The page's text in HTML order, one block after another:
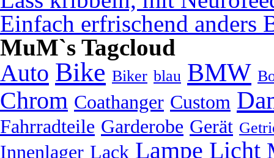
Einfach erfrischend anders
MuM`s Tagcloud
Auto Bike Biker blau BMW
Chrom Coathanger Custom
Fahrradteile Garderobe Gerät
Innenlager Lack Lampe Licht